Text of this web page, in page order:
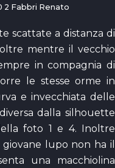
2 Fabbri Renato
scattate a distanza di
mentre il vecchio
in compagnia di
le stesse orme in
e invecchiata delle
dalla silhouette
foto 1 e 4. Inoltre
lupo non ha il
una macchiolina